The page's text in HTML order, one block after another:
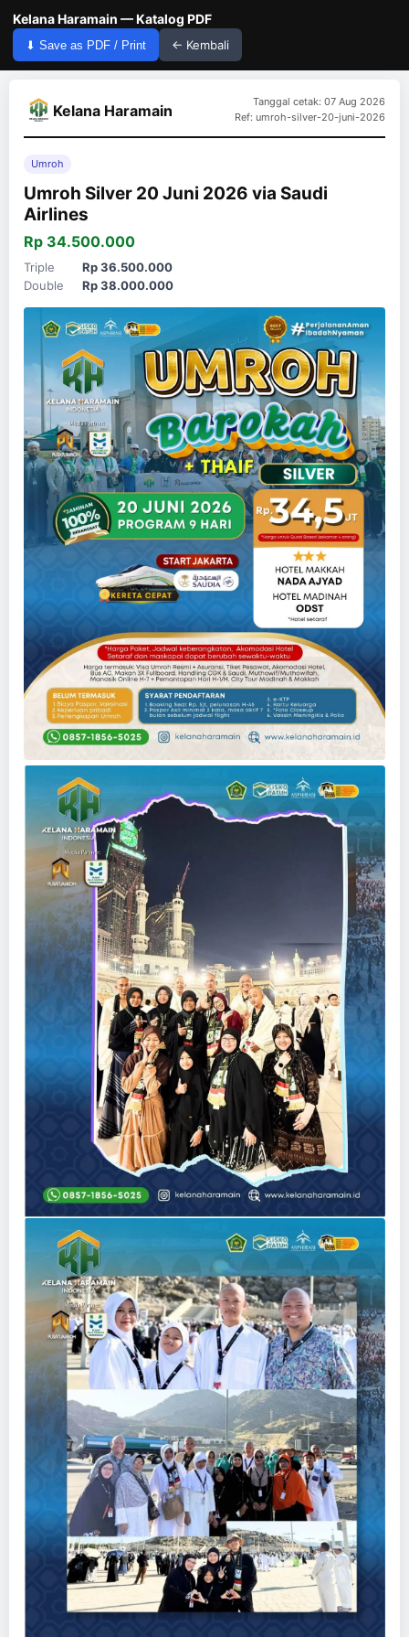
Kelana Haramain — Katalog PDF
⬇ Save as PDF / Print ← Kembali
Kelana Haramain
Tanggal cetak: 07 Aug 2026
Ref: umroh-silver-20-juni-2026
Umroh
Umroh Silver 20 Juni 2026 via Saudi
Airlines
Rp 34.500.000
Triple
Rp 36.500.000
Double
Rp 38.000.000